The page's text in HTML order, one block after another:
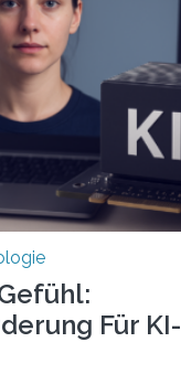
Für KI-